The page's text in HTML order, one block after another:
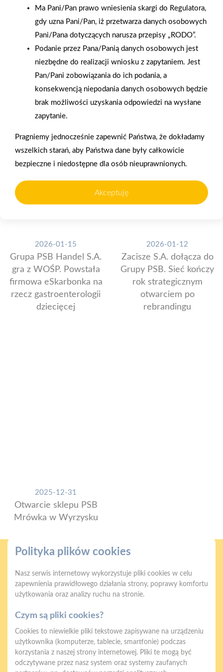
dołu ściany. Szyna może też chronić cokół przed zabrudzeniem
klejem podczas docinania tapety.Zdjęcia: Bosch, Fotolia.com
AKTUALNOŚCI
2026-01-15
Grupa PSB Handel S.A.
gra z WOŚP. Powstała
firmowa eSkarbonka na
rzecz gastroenterologii
dziecięcej
2026-01-12
Zacisze S.A. dołącza do
Grupy PSB. Sieć kończy
rok strategicznym
otwarciem po
rebrandingu
2025-12-31
Otwarcie sklepu PSB
Mrówka w Wyrzysku
Gwarancja jakości
Zakupy w systemie
Ma Pani/Pan prawo wniesienia skargi do Regulatora,
gdy uzna Pani/Pan, iż przetwarza danych osobowych
Pani/Pana dotyczących narusza przepisy „RODO”.
Podanie przez Pana/Panią danych osobowych jest
niezbędne do realizacji wniosku z zapytaniem. Jest
Pan/Pani zobowiązania do ich podania, a
konsekwencją niepodania danych osobowych będzie
brak możliwości uzyskania odpowiedzi na wysłane
zapytanie.
Pragniemy jednocześnie zapewnić Państwa, że dokładamy
wszelkich starań, aby Państwa dane były całkowicie
bezpieczne i niedostępne dla osób nieuprawnionych.
Akceptuję
Polityka plików cookies
Nasz serwis internetowy wykorzystuje pliki cookies w celu
zapewnienia prawidłowego działania strony, poprawy komfortu
użytkowania oraz analizy ruchu na stronie.
Czym są pliki cookies?
Cookies to niewielkie pliki tekstowe zapisywane na urządzeniu
użytkownika (komputerze, tablecie, smartfonie) podczas
korzystania z naszej strony internetowej. Pliki te mogą być
odczytywane przez nasz system oraz systemy zaufanych